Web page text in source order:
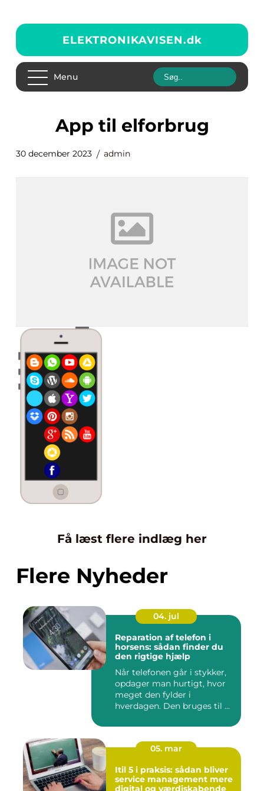
ELEKTRONIKAVISEN.dk
Menu
app til elforbrug
30 december 2023 admin
Få læst flere indlæg her
Flere Nyheder
04. jul
Reparation af telefon i
horsens: sådan finder du
den rigtige hjælp
Når telefonen går i stykker,
opdager man hurtigt, hvor
meget den fylder i
hverdagen. Den bruges til ...
05. mar
Itil 5 i praksis: sådan bliver
service management mere
digital og værdiskabende